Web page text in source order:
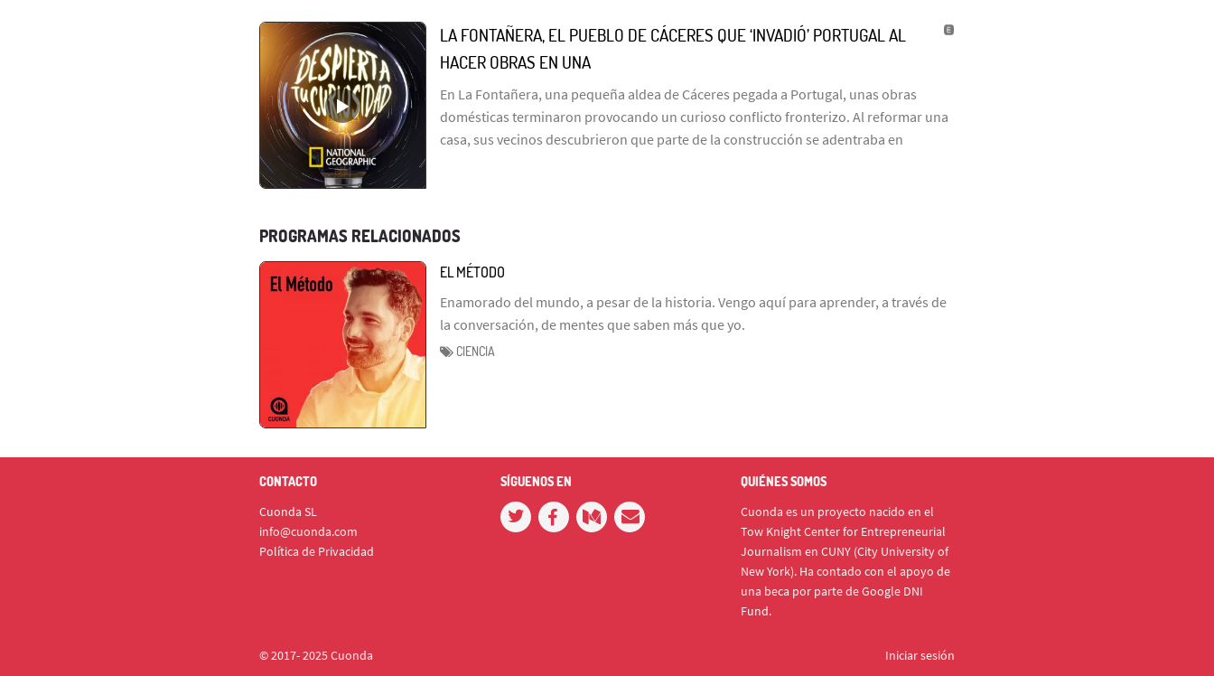
LA FONTAÑERA, EL PUEBLO DE CÁCERES QUE ‘INVADIÓ’ PORTUGAL AL
HACER OBRAS EN UNA
En La Fontañera, una pequeña aldea de Cáceres pegada a Portugal, unas obras
domésticas terminaron provocando un curioso conflicto fronterizo. Al reformar una
casa, sus vecinos descubrieron que parte de la construcción se adentraba en
PROGRAMAS RELACIONADOS
EL MÉTODO
Enamorado del mundo, a pesar de la historia. Vengo aquí para aprender, a través de
la conversación, de mentes que saben más que yo.
CIENCIA
CONTACTO
Cuonda SL
info@cuonda.com
Política de Privacidad
SÍGUENOS EN QUIÉNES SOMOS
Cuonda es un proyecto nacido en el
Tow Knight Center for Entrepreneurial
Journalism en CUNY (City University of
New York). Ha contado con el apoyo de
una beca por parte de Google DNI
Fund.
© 2017- 2025 Cuonda Iniciar sesión